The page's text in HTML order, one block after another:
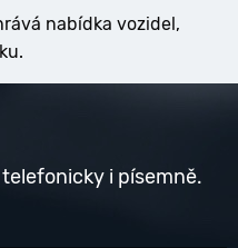
nabídka vozidel,
i písemně.